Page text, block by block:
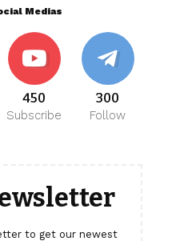
Medias
450
Subscribe
300
Follow
to get our newest